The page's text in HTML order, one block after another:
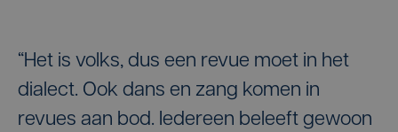
“Het is volks, dus een revue moet in het
dialect. Ook dans en zang komen in
revues aan bod. Iedereen beleeft gewoon